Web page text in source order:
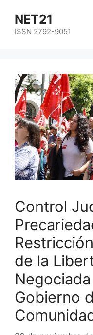
NET21
ISSN 2792-9051
Control
de la
Gobierno